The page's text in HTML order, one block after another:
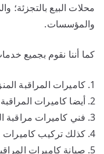
محلات البيع بالتجزئة؛
والمؤسسات.
كما أننا نقوم بجميع
كاميرات المراقبة
أيضا كاميرات
فني كاميرات مراقبة
كذلك تركيب كاميرات
صيانة كاميرات